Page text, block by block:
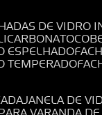
DE VIDRO
ESPELHADO
TEMPERADO
JANELA DE